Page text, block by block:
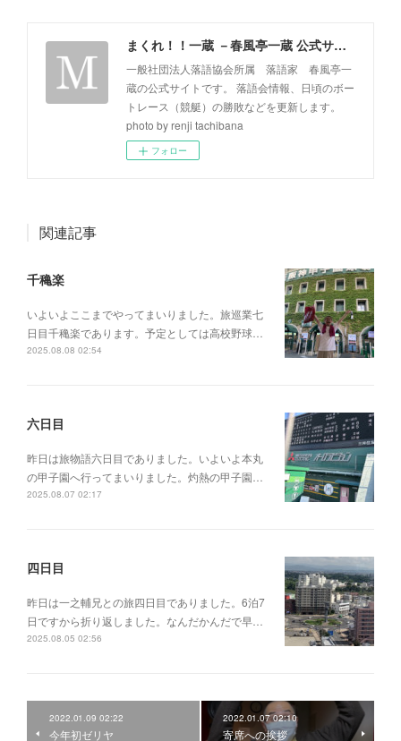
まくれ！！一蔵 －春風亭一蔵 公式サイト－
一般社団法人落語協会所属 落語家 春風亭一
蔵の公式サイトです。 落語会情報、日頃のボー
トレース（競艇）の勝敗などを更新します。
photo by renji tachibana
フォロー
関連記事
千穐楽
いよいよここまでやってまいりました。旅巡業七
日目千穐楽であります。予定としては高校野球…
2025.08.08 02:54
六日目
昨日は旅物語六日目でありました。いよいよ本丸
の甲子園へ行ってまいりました。灼熱の甲子園…
2025.08.07 02:17
四日目
昨日は一之輔兄との旅四日目でありました。6泊7
日ですから折り返しました。なんだかんだで早…
2025.08.05 02:56
2022.01.09 02:22
今年初ゼリヤ
2022.01.07 02:10
寄席への挨拶